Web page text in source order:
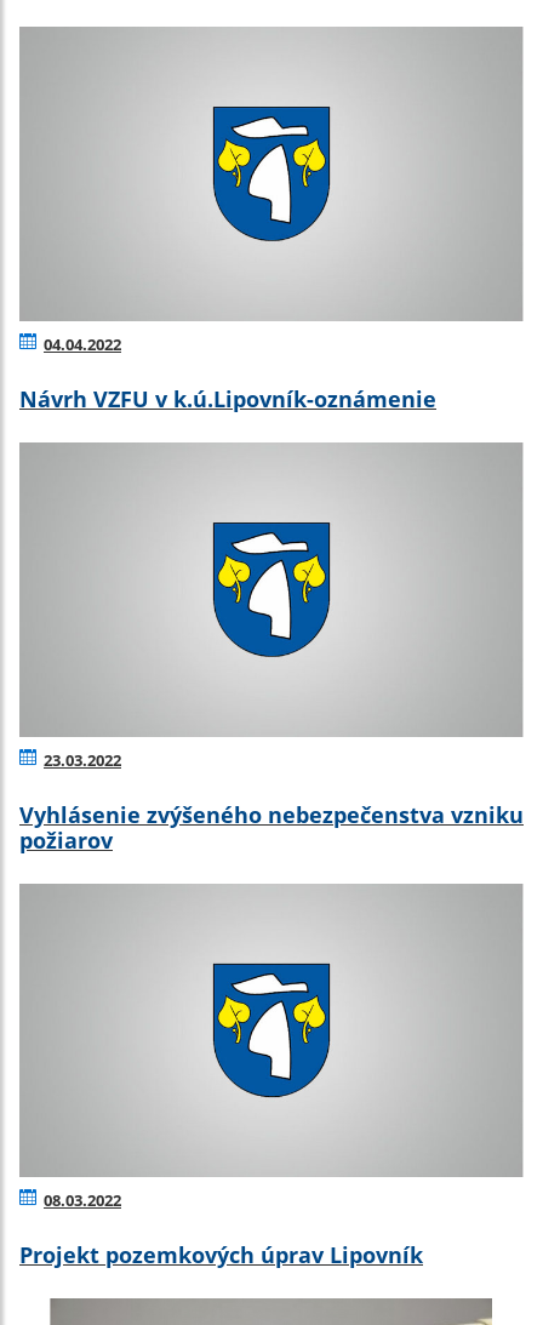
04.04.2022
Návrh VZFU v k.ú.Lipovník-oznámenie
23.03.2022
Vyhlásenie zvýšeného nebezpečenstva vzniku
požiarov
08.03.2022
Projekt pozemkových úprav Lipovník